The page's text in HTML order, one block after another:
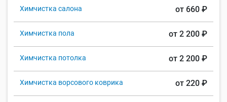
Химчистка салона от 660 ₽
Химчистка пола от 2 200 ₽
Химчистка потолка от 2 200 ₽
Химчистка ворсового коврика от 220 ₽